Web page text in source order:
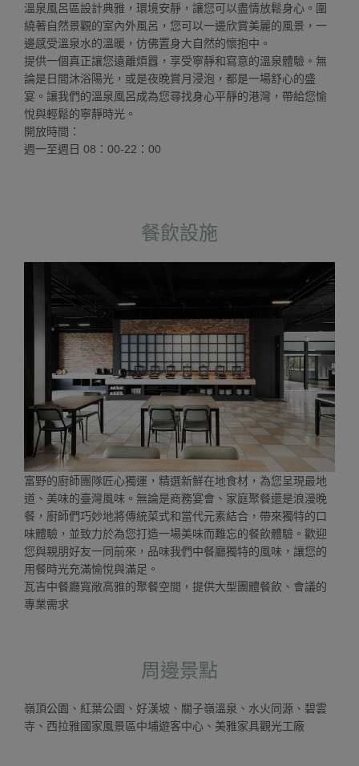
溫泉風呂區設計典雅，環境安靜，讓您可以盡情放鬆身心。圍
繞著自然景觀的室內外風呂，您可以一邊欣賞美麗的風景，一
邊感受溫泉水的溫暖，仿佛置身大自然的懷抱中。
提供一個真正讓您遠離煩囂，享受寧靜和寫意的溫泉體驗。無
論是日間沐浴陽光，或是夜晚賞月浸泡，都是一場舒心的盛
宴。讓我們的溫泉風呂成為您尋找身心平靜的港灣，帶給您愉
悅與輕鬆的寧靜時光。
開放時間：
週一至週日 08：00-22：00
餐飲設施
富野的廚師團隊匠心獨運，精選新鮮在地食材，為您呈現最地
道、美味的臺灣風味。無論是商務宴會、家庭聚餐還是浪漫晚
餐，廚師們巧妙地將傳統菜式和當代元素結合，帶來獨特的口
味體驗，並致力於為您打造一場美味而難忘的餐飲體驗。歡迎
您與親朋好友一同前來，品味我們中餐廳獨特的風味，讓您的
用餐時光充滿愉悅與滿足。
瓦吉中餐廳寬敞高雅的聚餐空間，提供大型團體餐飲、會議的
專業需求
周邊景點
嶺頂公園、紅葉公園、好漢坡、關子嶺溫泉、水火同源、碧雲
寺、西拉雅國家風景區中埔遊客中心、美雅家具觀光工廠